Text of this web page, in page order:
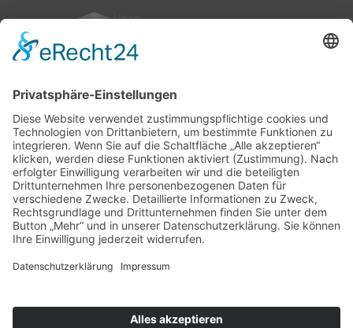
nach oben
Impressum|Datenschutz